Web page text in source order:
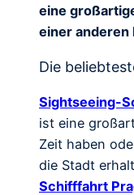
eine
einer anderen
Die
Sightseeing-
ist eine
Zeit haben
die Stadt
Schifffahrt